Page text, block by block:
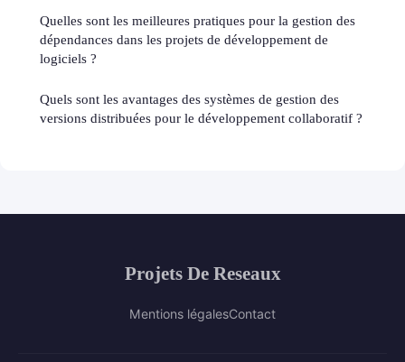
Quelles sont les meilleures pratiques pour la gestion des
dépendances dans les projets de développement de
logiciels ?
Quels sont les avantages des systèmes de gestion des
versions distribuées pour le développement collaboratif ?
Projets De Reseaux
Mentions légalesContact